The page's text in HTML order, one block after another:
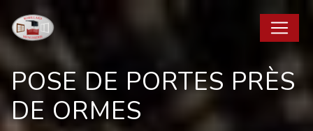
POSE DE PORTES PRÈS
DE ORMES
Panneau de gestion des cookies